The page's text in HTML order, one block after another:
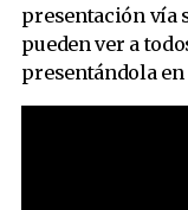
presentación vía
pueden ver a
presentándola en